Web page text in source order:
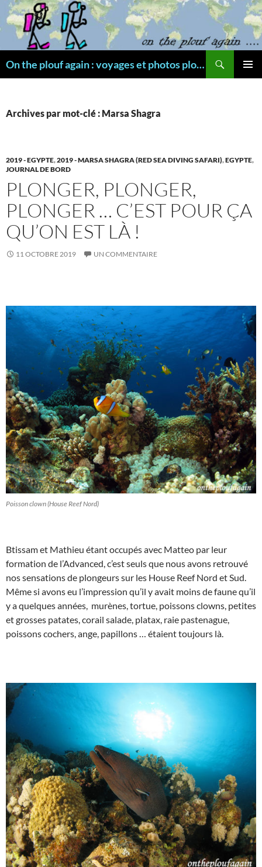
Aller
au
contenu
On the plouf again : voyages et photos plongée
Archives par mot-clé : Marsa Shagra
2019 - EGYPTE,2019 - MARSA SHAGRA (RED SEA DIVING SAFARI),EGYPTE,
JOURNAL DE BORD
PLONGER, PLONGER,
PLONGER … C’EST POUR ÇA
QU’ON EST LÀ !
11 OCTOBRE 2019 UN COMMENTAIRE
Poisson clown (House Reef Nord)
Btissam et Mathieu étant occupés avec Matteo par leur
formation de l’Advanced, c’est seuls que nous avons retrouvé
nos sensations de plongeurs sur les House Reef Nord et Sud.
Même si avons eu l’impression qu’il y avait moins de faune qu’il
y a quelques années, murènes, tortue, poissons clowns, petites
et grosses patates, corail salade, platax, raie pastenague,
poissons cochers, ange, papillons … étaient toujours là.